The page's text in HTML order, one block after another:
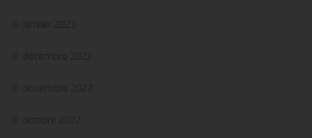
janvier 2023
décembre 2022
novembre 2022
octobre 2022